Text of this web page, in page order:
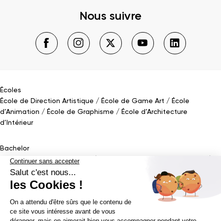
Nous suivre
Écoles
École de Direction Artistique
École de Game Art
École
d’Animation
École de Graphisme
École d’Architecture
d’Intérieur
Bachelor
Bachelor Design Graphique
Bachelor Conception UI (en alternance)
Bachelor Cinéma
d’Animation 2D/3D
Bachelor Game
Interactive Design
Mastère